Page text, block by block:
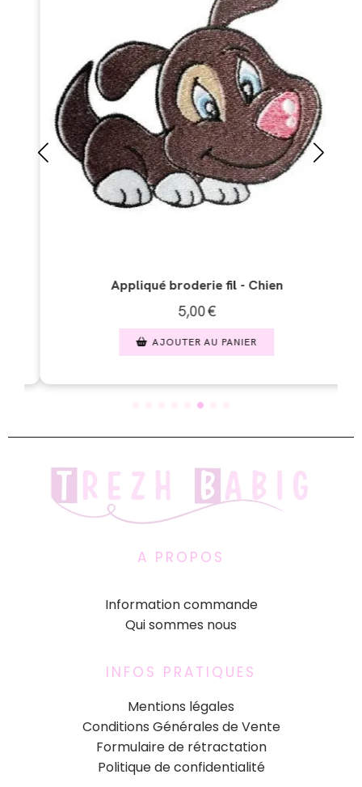
Appliqué broderie fil - Chat
A PROPOS
Information commande
Qui sommes nous
INFOS PRATIQUES
Mentions légales
Conditions Générales de Vente
Formulaire de rétractation
Politique de confidentialité